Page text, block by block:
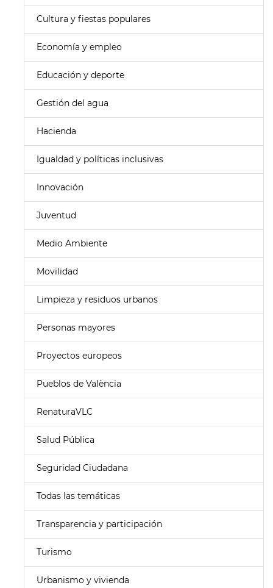
Cultura y fiestas populares
Economía y empleo
Educación y deporte
Gestión del agua
Hacienda
Igualdad y políticas inclusivas
Innovación
Juventud
Medio Ambiente
Movilidad
Limpieza y residuos urbanos
Personas mayores
Proyectos europeos
Pueblos de València
RenaturaVLC
Salud Pública
Seguridad Ciudadana
Todas las temáticas
Transparencia y participación
Turismo
Urbanismo y vivienda